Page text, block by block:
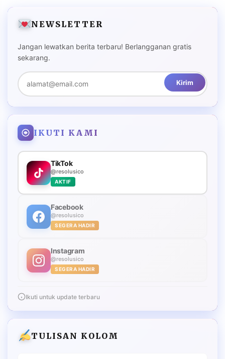
NEWSLETTER
Jangan lewatkan berita terbaru! Berlangganan gratis
sekarang.
Kirim
IKUTI KAMI
TikTok
@resolusico
AKTIF
Facebook
@resolusico
SEGERA HADIR
Instagram
@resolusico
SEGERA HADIR
Ikuti untuk update terbaru
TULISAN KOLOM